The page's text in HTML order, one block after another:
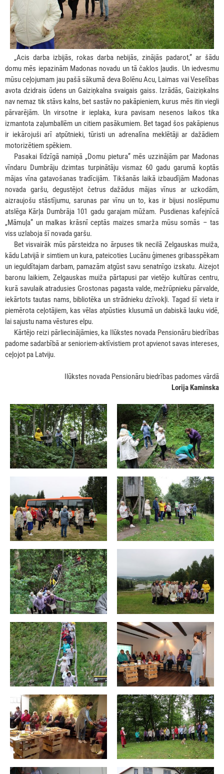
„Acis darba izbijās, rokas darba nebijās, zinājās padarot,” ar šādu
domu mēs iepazinām Madonas novadu un tā čaklos ļaudis. Un iedvesmu
mūsu ceļojumam jau pašā sākumā deva Bolēnu Acu, Laimas vai Veselības
avota dzidrais ūdens un Gaiziņkalna svaigais gaiss. Izrādās, Gaiziņkalns
nav nemaz tik stāvs kalns, bet sastāv no pakāpieniem, kurus mēs itin viegli
pārvarējām. Un virsotne ir ieplaka, kura pavisam nesenos laikos tika
izmantota zaļumballēm un citiem pasākumiem. Bet tagad šos pakāpienus
ir iekārojuši arī atpūtnieki, tūristi un adrenalīna meklētāji ar dažādiem
motorizētiem spēkiem.
Pasakai līdzīgā namiņā „Domu pietura” mēs uzzinājām par Madonas
vīndaru Dumbrāju dzimtas turpinātāju vismaz 60 gadu garumā koptās
mājas vīna gatavošanas tradīcijām. Tikšanās laikā izbaudījām Madonas
novada garšu, degustējot četrus dažādus mājas vīnus ar uzkodām,
aizraujošu stāstījumu, sarunas par vīnu un to, kas ir bijusi noslēpumu
atslēga Kārļa Dumbrāja 101 gadu garajam mūžam. Pusdienas kafejnīcā
„Māmuļa” un malkas krāsnī ceptās maizes smarža mūsu somās – tas
viss uzlaboja šī novada garšu.
Bet visvairāk mūs pārsteidza no ārpuses tik necilā Zelgauskas muiža,
kādu Latvijā ir simtiem un kura, pateicoties Lucānu ģimenes gribasspēkam
un ieguldītajam darbam, pamazām atgūst savu senatnīgo izskatu. Aizejot
baronu laikiem, Zelgauskas muiža pārtapusi par vietējo kultūras centru,
kurā savulaik atradusies Grostonas pagasta valde, mežrūpnieku pārvalde,
iekārtots tautas nams, bibliotēka un strādnieku dzīvokļi. Tagad šī vieta ir
piemērota ceļotājiem, kas vēlas atpūsties klusumā un dabiskā lauku vidē,
lai sajustu nama vēstures elpu.
Kārtējo reizi pārliecinājāmies, ka Ilūkstes novada Pensionāru biedrības
padome sadarbībā ar senioriem-aktīvistiem prot apvienot savas intereses,
ceļojot pa Latviju.
Ilūkstes novada Pensionāru biedrības padomes vārdā
Lorija Kaminska